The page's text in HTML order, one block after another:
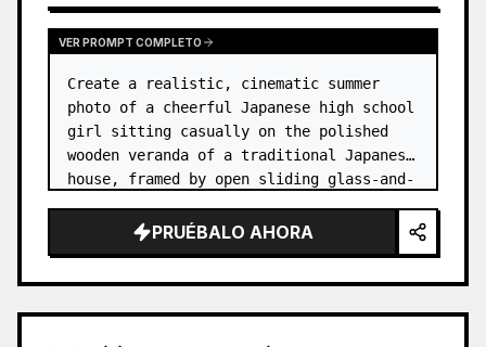
VER PROMPT COMPLETO
Create a realistic, cinematic summer
photo of a cheerful Japanese high school
girl sitting casually on the polished
wooden veranda of a traditional Japanese
house, framed by open sliding glass-and-
style school uniform top w…
PRUÉBALO AHORA